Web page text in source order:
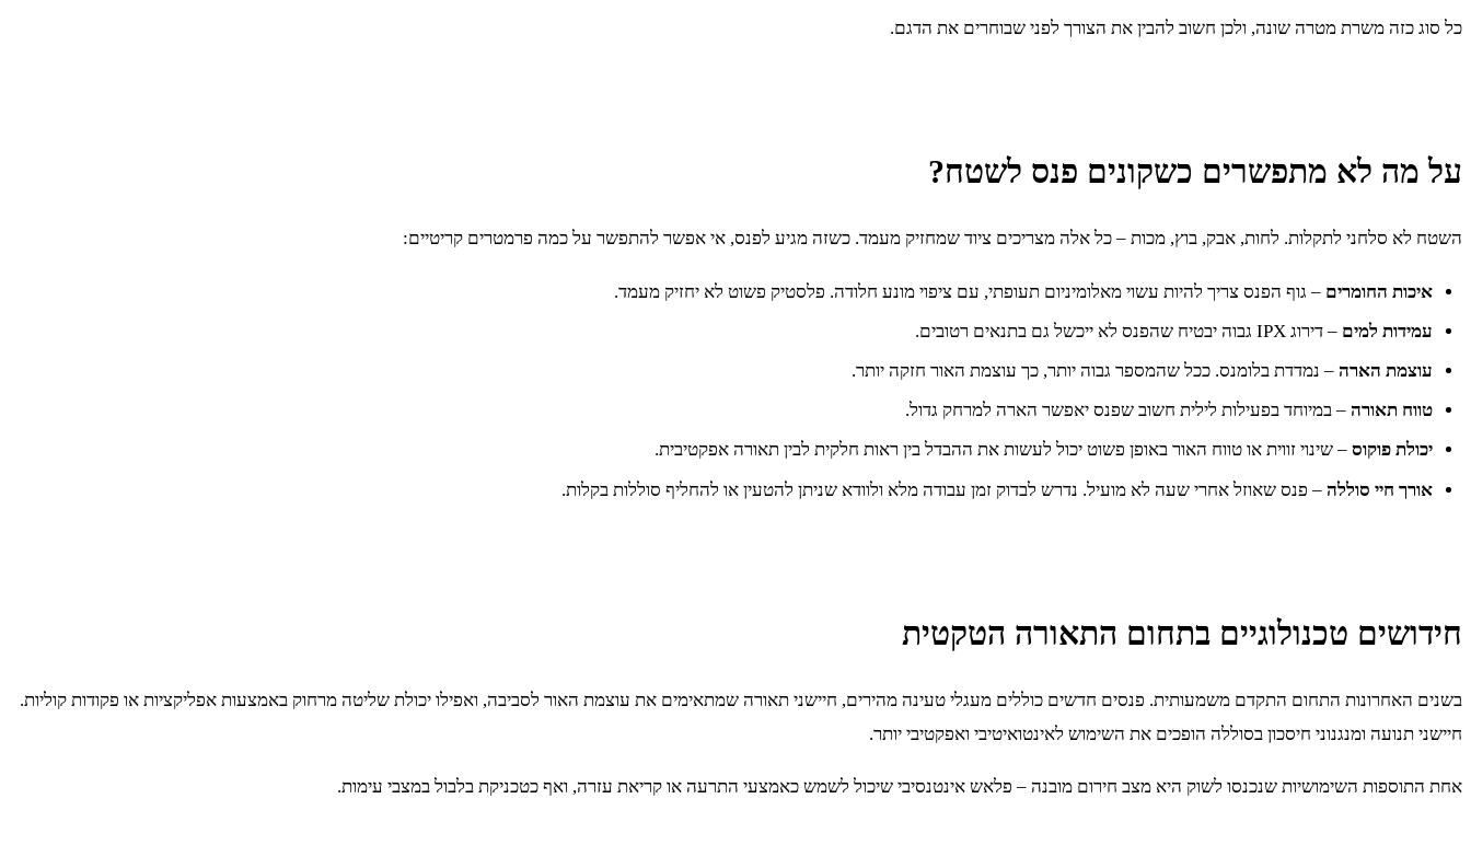
כל סוג כזה משרת מטרה שונה, ולכן חשוב להבין את הצורך לפני שבוחרים את הדגם.
על מה לא מתפשרים כשקונים פנס לשטח?
השטח לא סלחני לתקלות. לחות, אבק, בוץ, מכות – כל אלה מצריכים ציוד שמחזיק מעמד. כשזה מגיע לפנס, אי אפשר להתפשר על כמה פרמטרים קריטיים:
איכות החומרים – גוף הפנס צריך להיות עשוי מאלומיניום תעופתי, עם ציפוי מונע חלודה. פלסטיק פשוט לא יחזיק מעמד.
עמידות למים – דירוג IPX גבוה יבטיח שהפנס לא ייכשל גם בתנאים רטובים.
עוצמת הארה – נמדדת בלומנס. ככל שהמספר גבוה יותר, כך עוצמת האור חזקה יותר.
טווח תאורה – במיוחד בפעילות לילית חשוב שפנס יאפשר הארה למרחק גדול.
יכולת פוקוס – שינוי זווית או טווח האור באופן פשוט יכול לעשות את ההבדל בין ראות חלקית לבין תאורה אפקטיבית.
אורך חיי סוללה – פנס שאוזל אחרי שעה לא מועיל. נדרש לבדוק זמן עבודה מלא ולוודא שניתן להטעין או להחליף סוללות בקלות.
חידושים טכנולוגיים בתחום התאורה הטקטית
בשנים האחרונות התחום התקדם משמעותית. פנסים חדשים כוללים מעגלי טעינה מהירים, חיישני תאורה שמתאימים את עוצמת האור לסביבה, ואפילו יכולת שליטה מרחוק באמצעות אפליקציות או פקודות קוליות.
חיישני תנועה ומנגנוני חיסכון בסוללה הופכים את השימוש לאינטואיטיבי ואפקטיבי יותר.
אחת התוספות השימושיות שנכנסו לשוק היא מצב חירום מובנה – פלאש אינטנסיבי שיכול לשמש כאמצעי התרעה או קריאת עזרה, ואף כטכניקת בלבול במצבי עימות.